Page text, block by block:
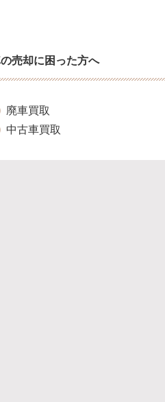
売却に困った方へ
廃車買取
中古車買取